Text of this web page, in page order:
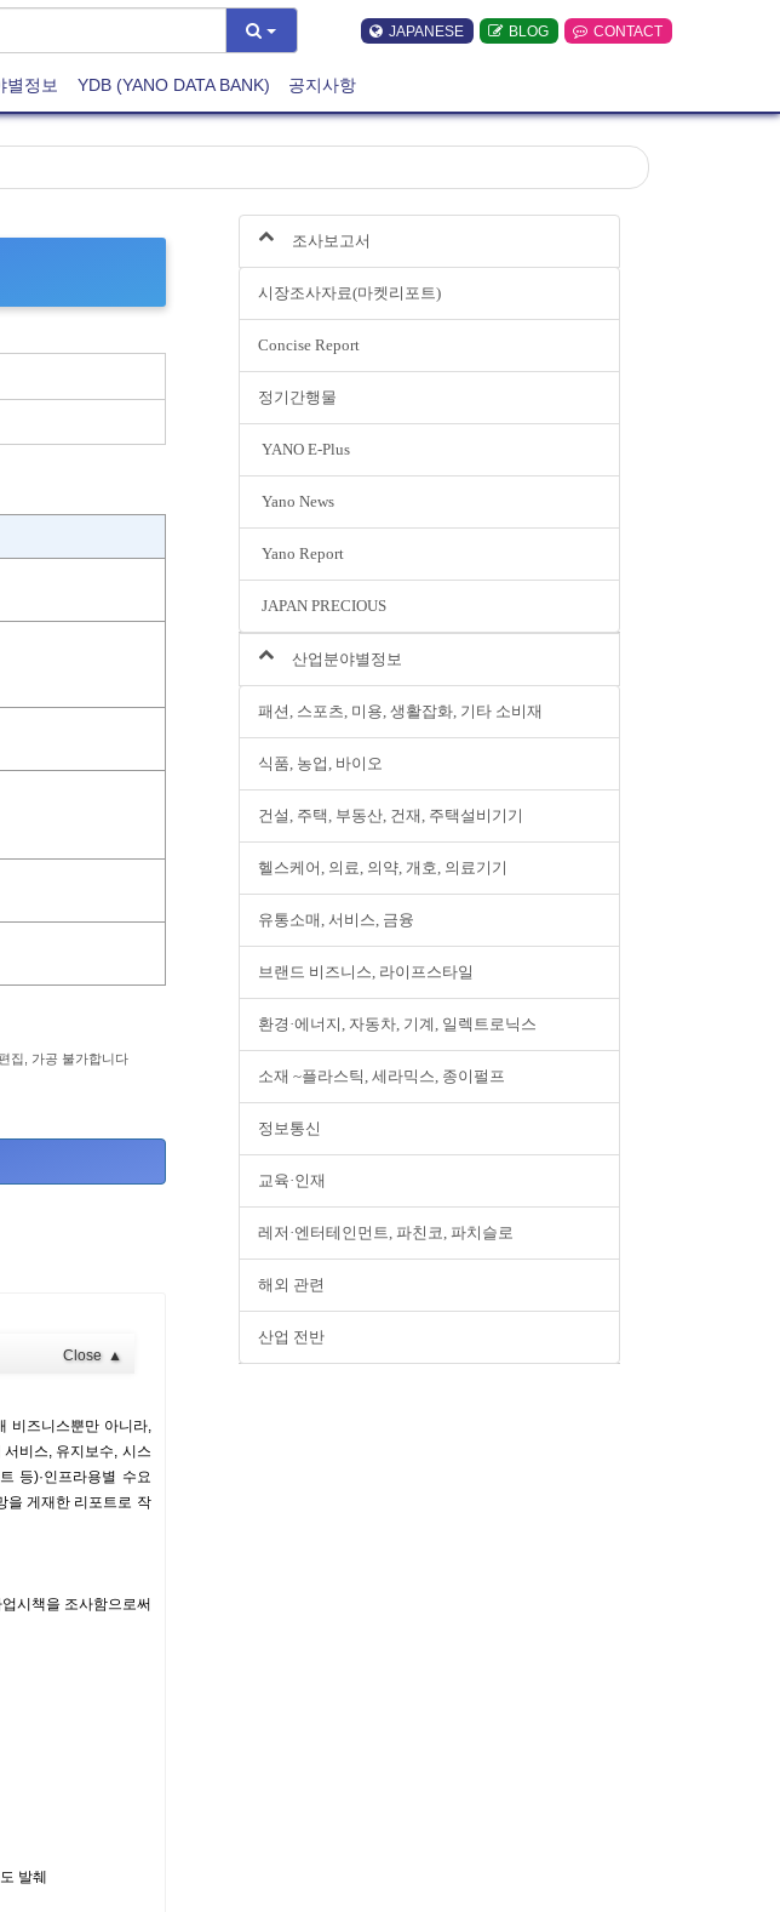
JAPANESE BLOG CONTACT
별정보 YDB (YANO DATA BANK) 공지사항
집, 가공 불가합니다
Close ▲
비즈니스뿐만 아니라,
비스, 유지보수, 시스
등)·인프라용별 수요
을 게재한 리포트로 작
시책을 조사함으로써
발췌
조사보고서
시장조사자료(마켓리포트)
Concise Report
정기간행물
YANO E-Plus
Yano News
Yano Report
JAPAN PRECIOUS
산업분야별정보
패션, 스포츠, 미용, 생활잡화, 기타 소비재
식품, 농업, 바이오
건설, 주택, 부동산, 건재, 주택설비기기
헬스케어, 의료, 의약, 개호, 의료기기
유통소매, 서비스, 금융
브랜드 비즈니스, 라이프스타일
환경·에너지, 자동차, 기계, 일렉트로닉스
소재 ~플라스틱, 세라믹스, 종이펄프
정보통신
교육·인재
레저·엔터테인먼트, 파친코, 파치슬로
해외 관련
산업 전반